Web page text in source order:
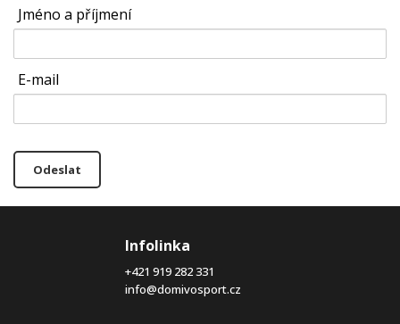
Jméno a příjmení
E-mail
Odeslat
Infolinka
+421 919 282 331
info@domivosport.cz